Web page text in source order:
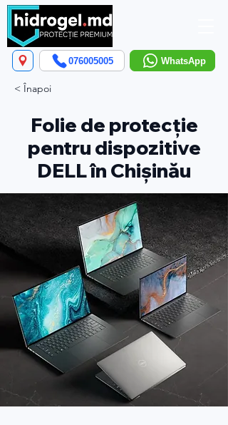
WhatsApp
076005005
< Înapoi
Folie de protecție
pentru dispozitive
DELL în Chișinău